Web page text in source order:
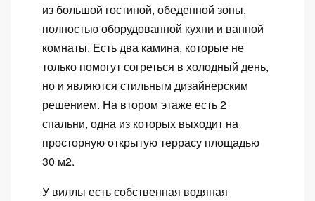
из большой гостиной, обеденной зоны,
полностью оборудованной кухни и ванной
комнаты. Есть два камина, которые не
только помогут согреться в холодный день,
но и являются стильным дизайнерским
решением. На втором этаже есть 2
спальни, одна из которых выходит на
просторную открытую террасу площадью
30 м2.
У виллы есть собственная водяная